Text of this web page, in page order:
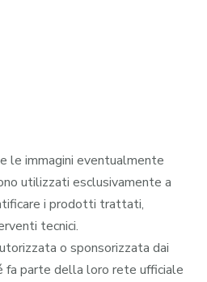
le immagini eventualmente
utilizzati esclusivamente a
i prodotti trattati,
tecnici.
o sponsorizzata dai
fa parte della loro rete ufficiale